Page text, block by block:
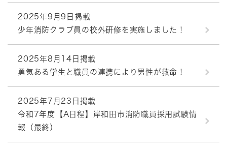
2025年9月9日掲載
少年消防クラブ員の校外研修を実施しました！
2025年8月14日掲載
勇気ある学生と職員の連携により男性が救命！
2025年7月23日掲載
令和7年度【A日程】岸和田市消防職員採用試験情
報（最終）